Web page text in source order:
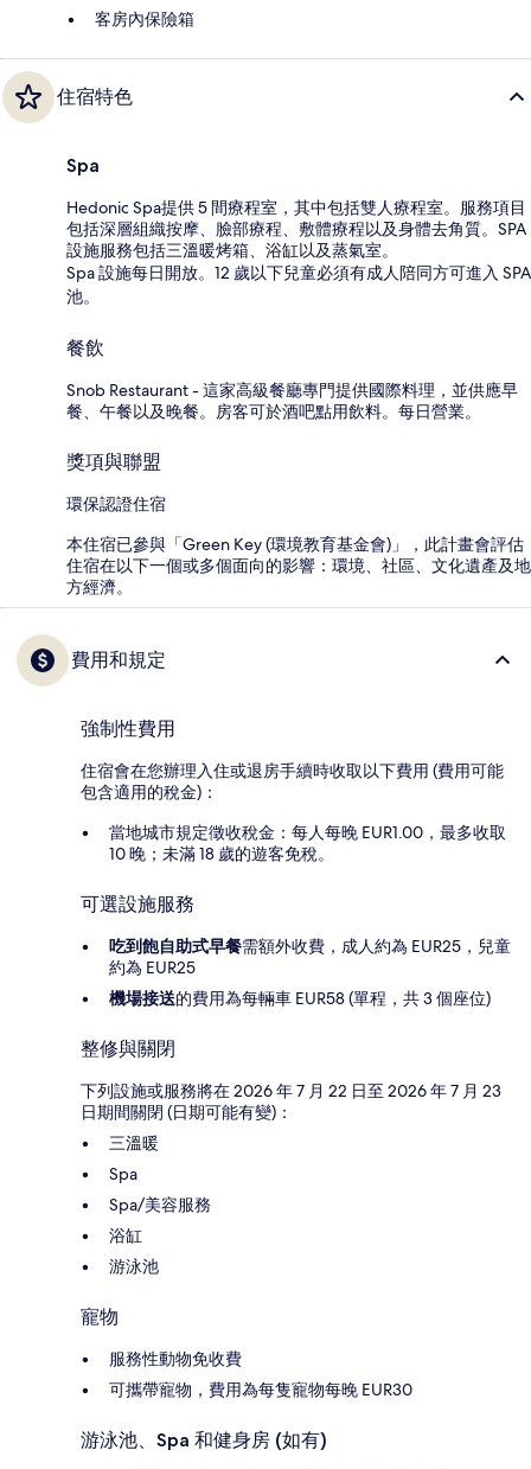
客房內保險箱
住宿特色
Spa
Hedonic Spa提供 5 間療程室，其中包括雙人療程室。服務項目
包括深層組織按摩、臉部療程、敷體療程以及身體去角質。SPA
設施服務包括三溫暖烤箱、浴缸以及蒸氣室。
Spa 設施每日開放。12 歲以下兒童必須有成人陪同方可進入 SPA
池。
餐飲
Snob Restaurant - 這家高級餐廳專門提供國際料理，並供應早
餐、午餐以及晚餐。房客可於酒吧點用飲料。每日營業。
獎項與聯盟
環保認證住宿
本住宿已參與「Green Key (環境教育基金會)」，此計畫會評估
住宿在以下一個或多個面向的影響：環境、社區、文化遺產及地
方經濟。
費用和規定
強制性費用
住宿會在您辦理入住或退房手續時收取以下費用 (費用可能
包含適用的稅金)：
當地城市規定徵收稅金：每人每晚 EUR1.00，最多收取
10 晚；未滿 18 歲的遊客免稅。
可選設施服務
吃到飽自助式早餐需額外收費，成人約為 EUR25，兒童
約為 EUR25
機場接送的費用為每輛車 EUR58 (單程，共 3 個座位)
整修與關閉
下列設施或服務將在 2026 年 7 月 22 日至 2026 年 7 月 23
日期間關閉 (日期可能有變)：
三溫暖
Spa
Spa/美容服務
浴缸
游泳池
寵物
服務性動物免收費
可攜帶寵物，費用為每隻寵物每晚 EUR30
游泳池、Spa 和健身房 (如有)